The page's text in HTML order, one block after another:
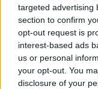
targeted advertising
section to confirm
opt-out request is
interest-based ads
us or personal
your opt-out. You
disclosure of your
A Bank of
szakemberei
helyezkedtek az
kilátásával
ezeket a